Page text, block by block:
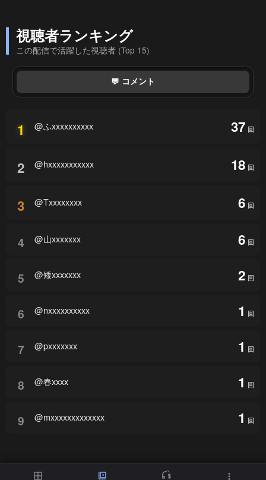
視聴者ランキング
この配信で活躍した視聴者 (Top 15)
💬 コメント
1 @ふxxxxxxxxxx 37 回
2 @hxxxxxxxxxxx 18 回
3 @Txxxxxxxx 6 回
4 @山xxxxxxx 6 回
5 @矮xxxxxxx 2 回
6 @nxxxxxxxxxx 1 回
7 @pxxxxxxx 1 回
8 @春xxxx 1 回
9 @mxxxxxxxxxxxxx 1 回